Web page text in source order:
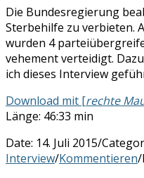
Die Bundesregierung
Sterbehilfe zu verbieten.
wurden 4
vehement verteidigt.
ich dieses Interview
Download mit [rechte
Länge: 46:33 min
Date: 14. Juli 2015/
Interview/Kommentieren/